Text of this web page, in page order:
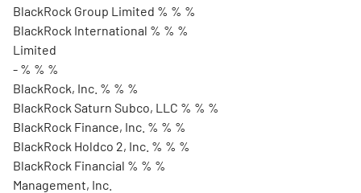
BlackRock Group Limited % % %
BlackRock International % % %
Limited
- % % %
BlackRock, Inc. % % %
BlackRock Saturn Subco, LLC % % %
BlackRock Finance, Inc. % % %
BlackRock Holdco 2, Inc. % % %
BlackRock Financial % % %
Management, Inc.